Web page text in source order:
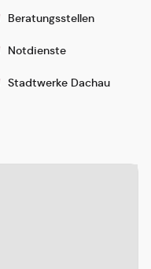
Beratungsstellen
Notdienste
Stadtwerke Dachau